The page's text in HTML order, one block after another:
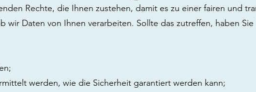
Rechte, die Ihnen zustehen, damit es zu einer fairen und
wir Daten von Ihnen verarbeiten. Sollte das zutreffen, haben
werden, wie die Sicherheit garantiert werden kann;